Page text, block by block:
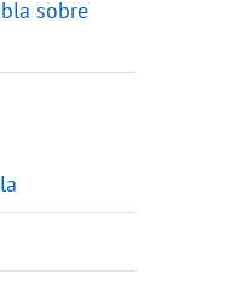
sobre